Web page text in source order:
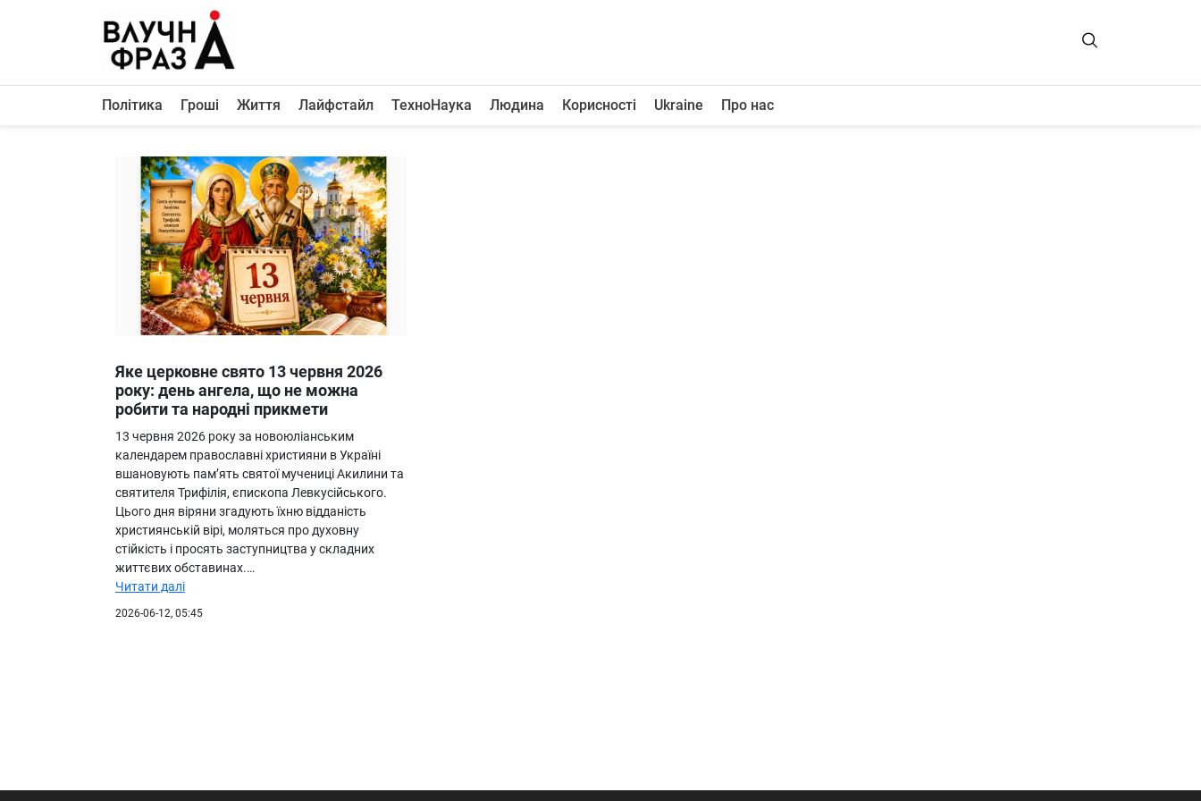
Політика
Життя
Лайфстайл
ТехноНаука
Людина
Корисності
Про нас
Політика Гроші Життя Лайфстайл ТехноНаука Людина Корисності Ukraine Про нас
Яке церковне свято 13 червня 2026
року: день ангела, що не можна
робити та народні прикмети
13 червня 2026 року за новоюліанським
календарем православні християни в Україні
вшановують пам’ять святої мучениці Акилини та
святителя Трифілія, єпископа Левкусійського.
Цього дня віряни згадують їхню відданість
християнській вірі, моляться про духовну
стійкість і просять заступництва у складних
життєвих обставинах.…
Читати далі
2026-06-12, 05:45